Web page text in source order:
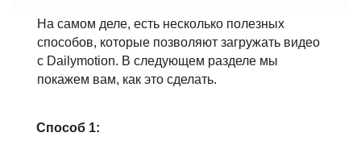
На самом деле, есть несколько полезных
способов, которые позволяют загружать видео
с Dailymotion. В следующем разделе мы
покажем вам, как это сделать.
Способ 1: